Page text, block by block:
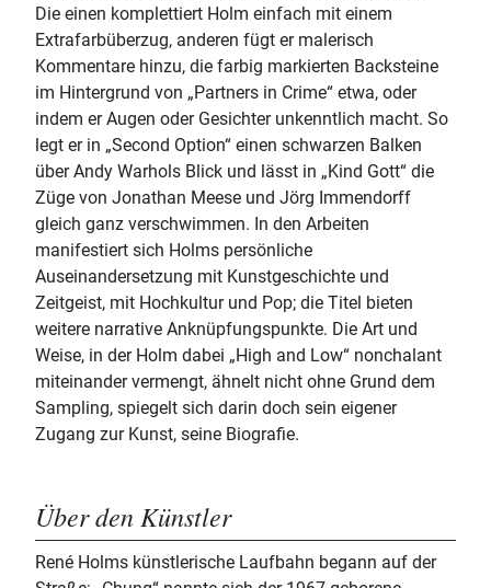
Die einen komplettiert Holm einfach mit einem
Extrafarbüberzug, anderen fügt er malerisch
Kommentare hinzu, die farbig markierten Backsteine
im Hintergrund von „Partners in Crime“ etwa, oder
indem er Augen oder Gesichter unkenntlich macht. So
legt er in „Second Option“ einen schwarzen Balken
über Andy Warhols Blick und lässt in „Kind Gott“ die
Züge von Jonathan Meese und Jörg Immendorff
gleich ganz verschwimmen. In den Arbeiten
manifestiert sich Holms persönliche
Auseinandersetzung mit Kunstgeschichte und
Zeitgeist, mit Hochkultur und Pop; die Titel bieten
weitere narrative Anknüpfungspunkte. Die Art und
Weise, in der Holm dabei „High and Low“ nonchalant
miteinander vermengt, ähnelt nicht ohne Grund dem
Sampling, spiegelt sich darin doch sein eigener
Zugang zur Kunst, seine Biografie.
Über den Künstler
René Holms künstlerische Laufbahn begann auf der